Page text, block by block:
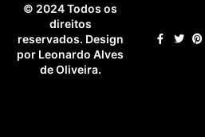
© 2024 Todos os
direitos
reservados. Design
por Leonardo Alves
de Oliveira.